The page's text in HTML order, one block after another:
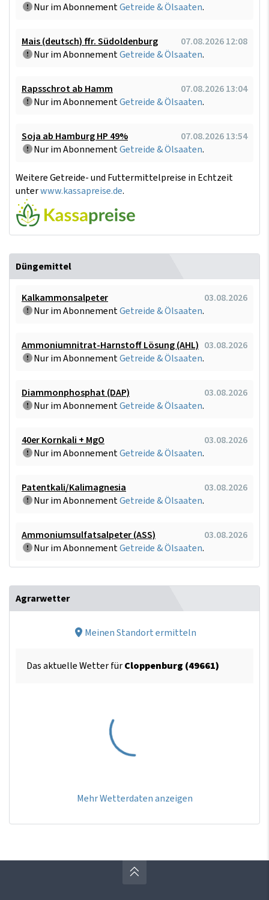
Nur im AbonnementGetreide & Ölsaaten.
Mais (deutsch) ffr. Südoldenburg
07.08.2026 12:08
Nur im AbonnementGetreide & Ölsaaten.
Rapsschrot ab Hamm
07.08.2026 13:04
Nur im AbonnementGetreide & Ölsaaten.
Soja ab Hamburg HP 49%
07.08.2026 13:54
Nur im AbonnementGetreide & Ölsaaten.
Weitere Getreide- und Futtermittelpreise in Echtzeit
unterwww.kassapreise.de.
Düngemittel
Kalkammonsalpeter
03.08.2026
Nur im AbonnementGetreide & Ölsaaten.
Ammoniumnitrat-Harnstoff Lösung (AHL) 03.08.2026
Nur im AbonnementGetreide & Ölsaaten.
Diammonphosphat (DAP)
03.08.2026
Nur im AbonnementGetreide & Ölsaaten.
40er Kornkali + MgO
03.08.2026
Nur im AbonnementGetreide & Ölsaaten.
Patentkali/Kalimagnesia
03.08.2026
Nur im AbonnementGetreide & Ölsaaten.
Ammoniumsulfatsalpeter (ASS)
03.08.2026
Nur im AbonnementGetreide & Ölsaaten.
Agrarwetter
Meinen Standort ermitteln
Das aktuelle Wetter fürCloppenburg (49661)
Mehr Wetterdaten anzeigen